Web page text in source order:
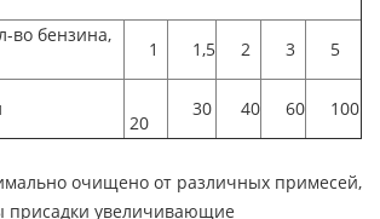
во бензина,
1 1,5 2 3 5
20
30 40 60 100
очищено от различных примесей,
присадки увеличивающие